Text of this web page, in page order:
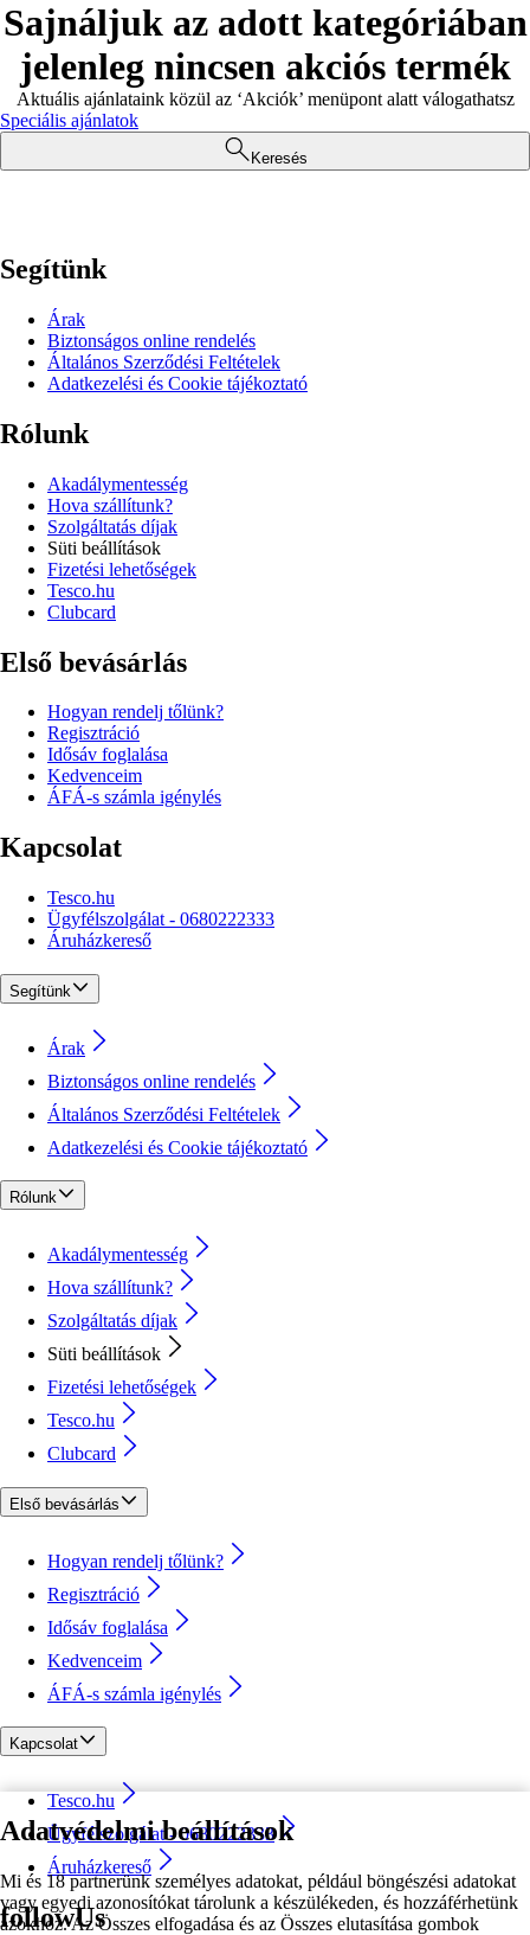
Adatvédelmi beállítások
Mi és 18 partnerünk személyes adatokat, például böngészési adatokat
vagy egyedi azonosítókat tárolunk a készülékeden, és hozzáférhetünk
azokhoz. Az Összes elfogadása és az Összes elutasítása gombok
Sajnáljuk az adott kategóriában
jelenleg nincsen akciós termék
Aktuális ajánlataink közül az ‘Akciók’ menüpont alatt válogathatsz
Speciális ajánlatok
Keresés
Segítünk
Árak
Biztonságos online rendelés
Általános Szerződési Feltételek
Adatkezelési és Cookie tájékoztató
Rólunk
Akadálymentesség
Hova szállítunk?
Szolgáltatás díjak
Süti beállítások
Fizetési lehetőségek
Tesco.hu
Clubcard
Első bevásárlás
Hogyan rendelj tőlünk?
Regisztráció
Idősáv foglalása
Kedvenceim
ÁFÁ-s számla igénylés
Kapcsolat
Tesco.hu
Ügyfélszolgálat - 0680222333
Áruházkereső
Segítünk
Árak
Biztonságos online rendelés
Általános Szerződési Feltételek
Adatkezelési és Cookie tájékoztató
Rólunk
Akadálymentesség
Hova szállítunk?
Szolgáltatás díjak
Süti beállítások
Fizetési lehetőségek
Tesco.hu
Clubcard
Első bevásárlás
Hogyan rendelj tőlünk?
Regisztráció
Idősáv foglalása
Kedvenceim
ÁFÁ-s számla igénylés
Kapcsolat
Tesco.hu
Ügyfélszolgálat - 0680222333
Áruházkereső
followUs